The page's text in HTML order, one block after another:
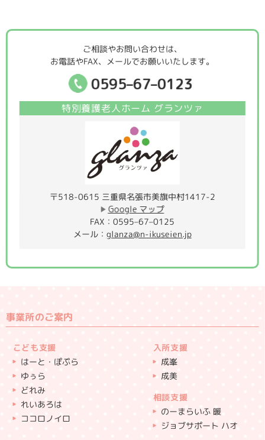
ご相談やお問い合わせは、
お電話やFAX、メールでお願いいたします。
0595–67–0123
特別養護老人ホーム グランツァ
〒518-0615 三重県名張市美旗中村1417-2
Google マップ
FAX：0595–67–0125
メール： glanza@n-ikuseien.jp
事業所のご案内
こども支援
はーと・ぽぷら
ゆぅら
どれみ
れいあろは
ココロノイロ
入所支援
成峯
成美
相談支援
のーまらいふ 暖
ジョブサポート ハオ